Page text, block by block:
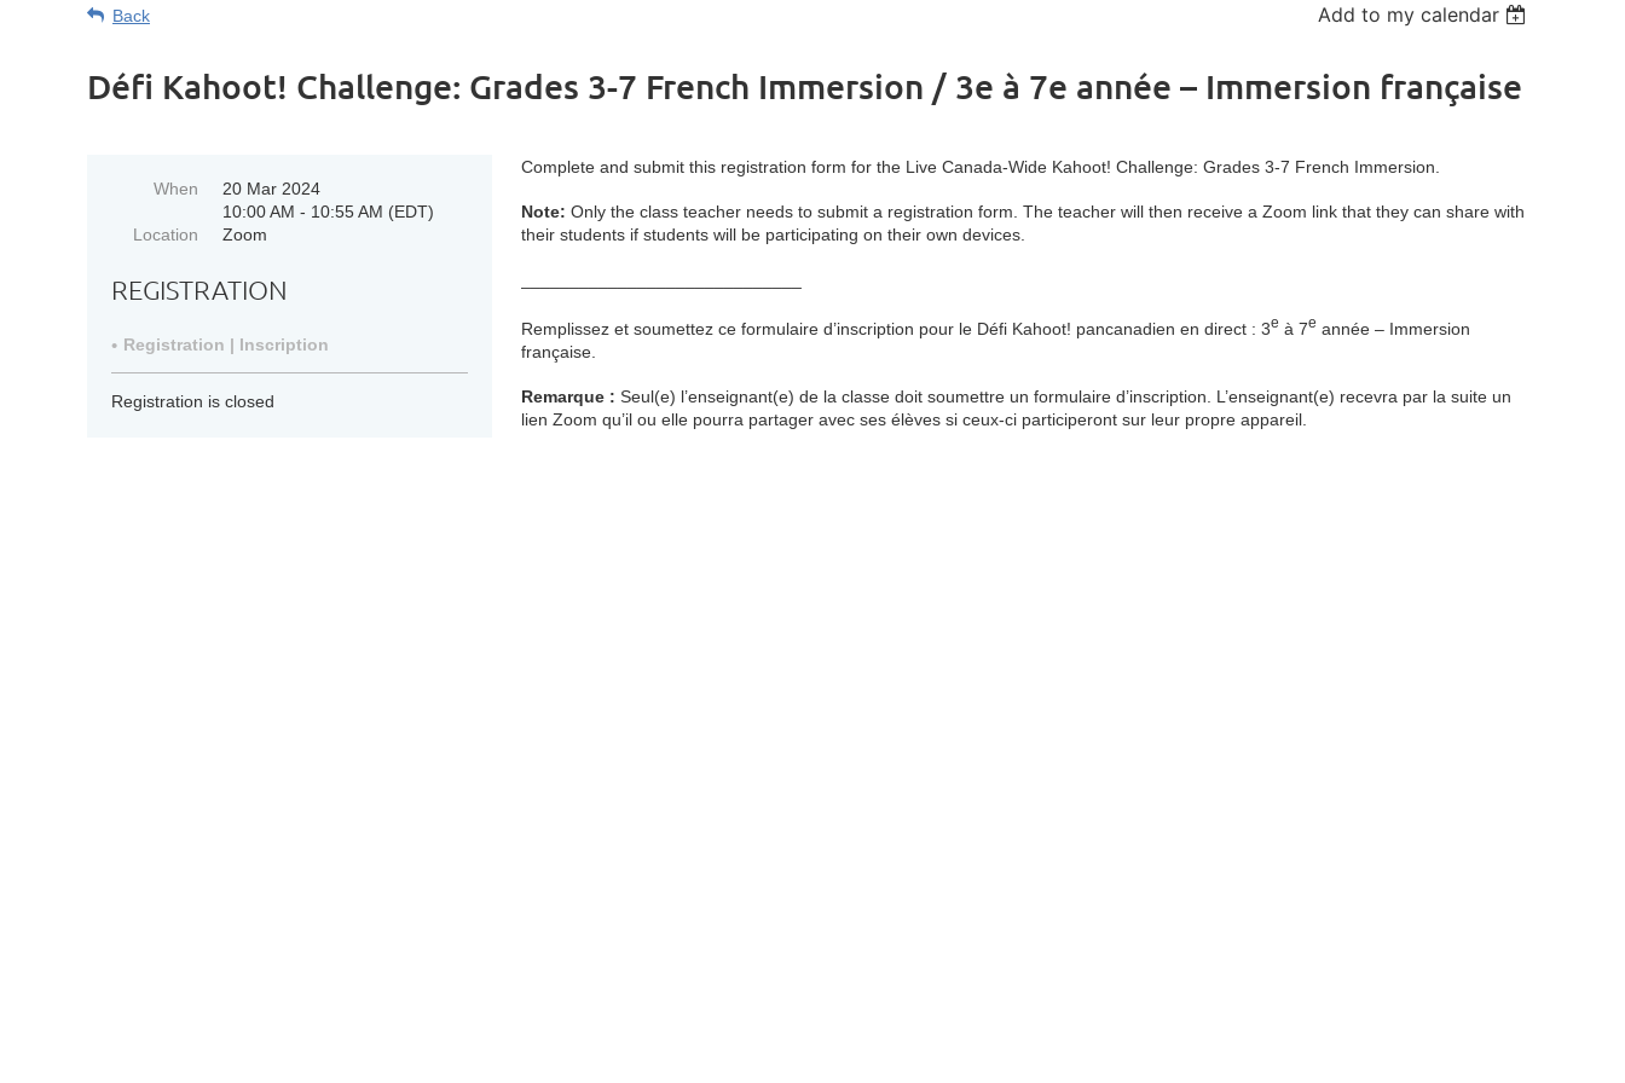
Back Add to my calendar
Défi Kahoot! Challenge: Grades 3-7 French Immersion / 3e à 7e année – Immersion française
When
20 Mar 2024
10:00 AM - 10:55 AM (EDT)
Location
Zoom
REGISTRATION
Registration | Inscription
Registration is closed
Complete and submit this registration form for the Live Canada-Wide Kahoot! Challenge: Grades 3-7 French Immersion.
Note: Only the class teacher needs to submit a registration form. The teacher will then receive a Zoom link that they can share with
their students if students will be participating on their own devices.
Remplissez et soumettez ce formulaire d’inscription pour le Défi Kahoot! pancanadien en direct : 3e à 7e année – Immersion
française.
Remarque : Seul(e) l’enseignant(e) de la classe doit soumettre un formulaire d’inscription. L’enseignant(e) recevra par la suite un
lien Zoom qu’il ou elle pourra partager avec ses élèves si ceux-ci participeront sur leur propre appareil.